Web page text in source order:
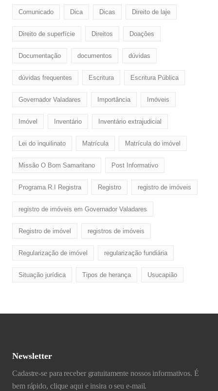
Comunicado Dica Dicas Direito de laje
Direito de superfície Direitos Doaçôes
Documentação documentos dúvidas
dúvidas frequentes Escritura Escritura Pública
Governador Valadares Importância Imóveis
Imóvel Inventário Inventário extrajudicial
Lei do inquilinato Matrícula Matrícula do imóvel
Missão O Bom Samaritano Post Informativo
Programa R.I Registra Registro registro de imóveis
registro de imóveis em Governador Valadares
Registro de imóvel registros de imóveis
Regularização de imóvel regularização fundiária
Situação jurídica Tipos de herança Usucapião
Newsletter
Cadastre-se para receber gratuitamente nossos informativos. É
bem rápido, clique aqui e insira o seu e-mail.